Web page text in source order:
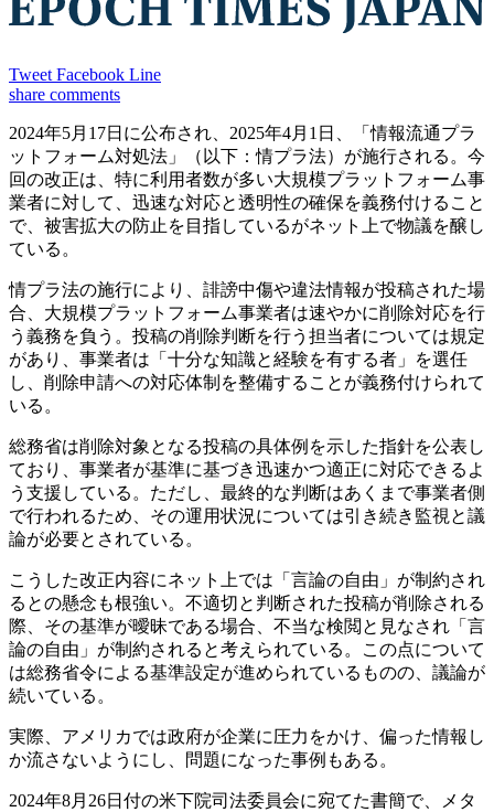
Tweet Facebook Line
share comments
2024年5月17日に公布され、2025年4月1日、「情報流通プラ
ットフォーム対処法」（以下：情プラ法）が施行される。今
回の改正は、特に利用者数が多い大規模プラットフォーム事
業者に対して、迅速な対応と透明性の確保を義務付けること
で、被害拡大の防止を目指しているがネット上で物議を醸し
ている。
情プラ法の施行により、誹謗中傷や違法情報が投稿された場
合、大規模プラットフォーム事業者は速やかに削除対応を行
う義務を負う。投稿の削除判断を行う担当者については規定
があり、事業者は「十分な知識と経験を有する者」を選任
し、削除申請への対応体制を整備することが義務付けられて
いる。
総務省は削除対象となる投稿の具体例を示した指針を公表し
ており、事業者が基準に基づき迅速かつ適正に対応できるよ
う支援している。ただし、最終的な判断はあくまで事業者側
で行われるため、その運用状況については引き続き監視と議
論が必要とされている。
こうした改正内容にネット上では「言論の自由」が制約され
るとの懸念も根強い。不適切と判断された投稿が削除される
際、その基準が曖昧である場合、不当な検閲と見なされ「言
論の自由」が制約されると考えられている。この点について
は総務省令による基準設定が進められているものの、議論が
続いている。
実際、アメリカでは政府が企業に圧力をかけ、偏った情報し
か流さないようにし、問題になった事例もある。
2024年8月26日付の米下院司法委員会に宛てた書簡で、メタ